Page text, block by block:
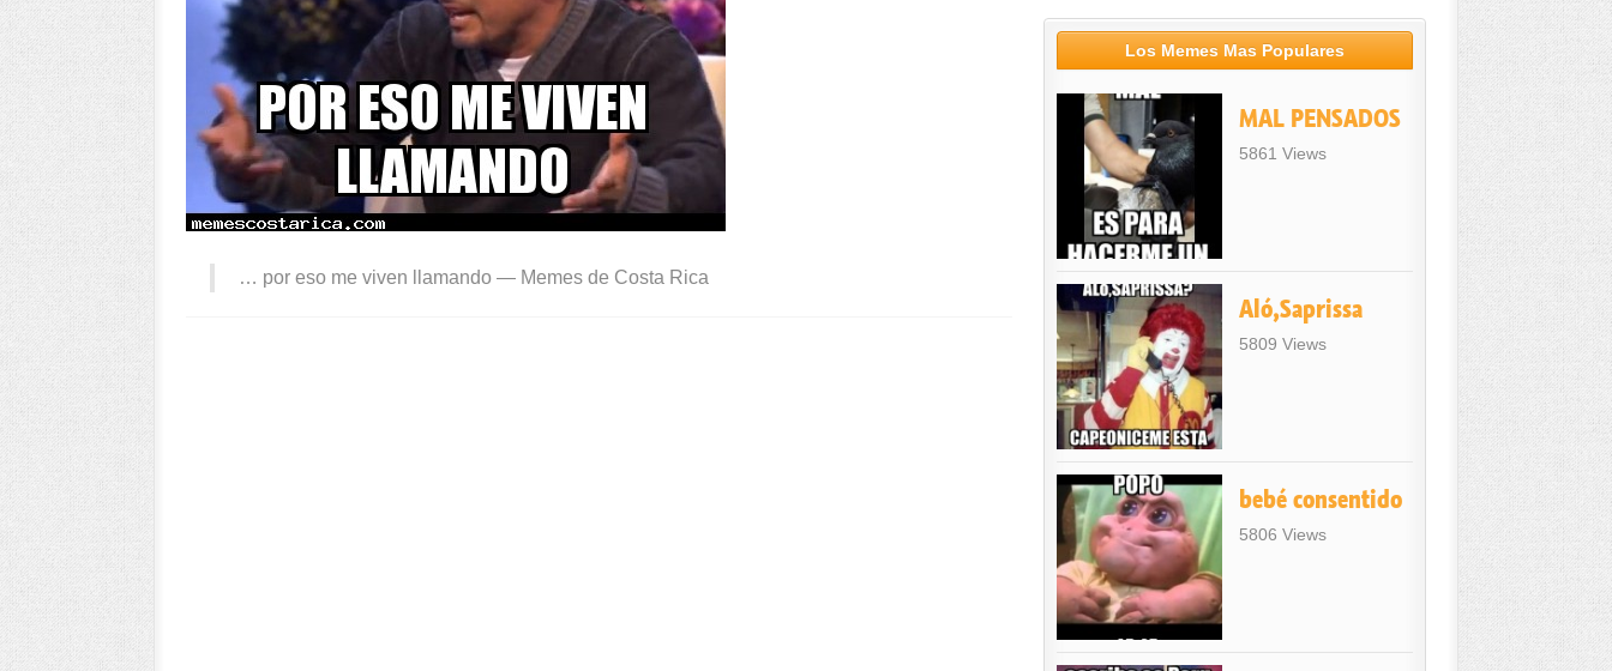
… por eso me viven llamando — Memes de Costa Rica
Los Memes Mas Populares
MAL PENSADOS
5861 Views
Aló,Saprissa
5809 Views
bebé consentido
5806 Views